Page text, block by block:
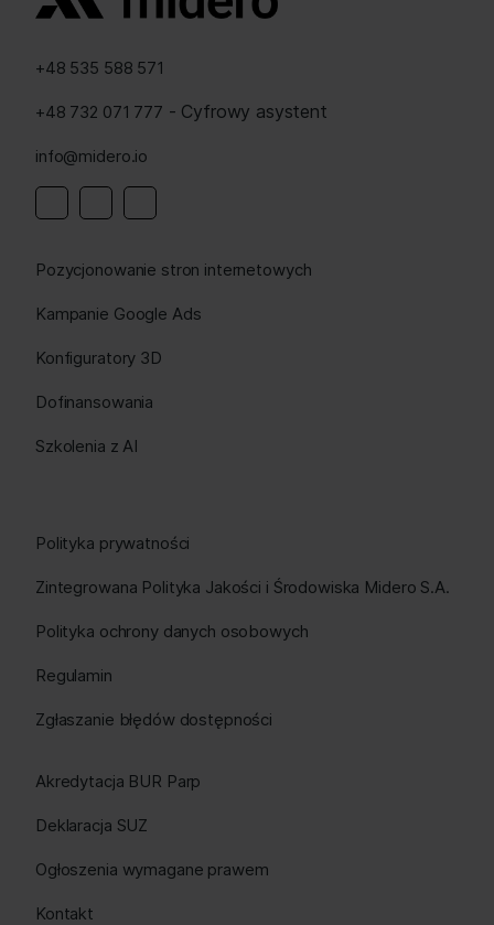
+48 535 588 571
+48 732 071 777 - Cyfrowy asystent
info@midero.io
Pozycjonowanie stron internetowych
Kampanie Google Ads
Konfiguratory 3D
Dofinansowania
Szkolenia z AI
Polityka prywatności
Zintegrowana Polityka Jakości i Środowiska Midero S.A.
Polityka ochrony danych osobowych
Regulamin
Zgłaszanie błędów dostępności
Akredytacja BUR Parp
Deklaracja SUZ
Ogłoszenia wymagane prawem
Kontakt